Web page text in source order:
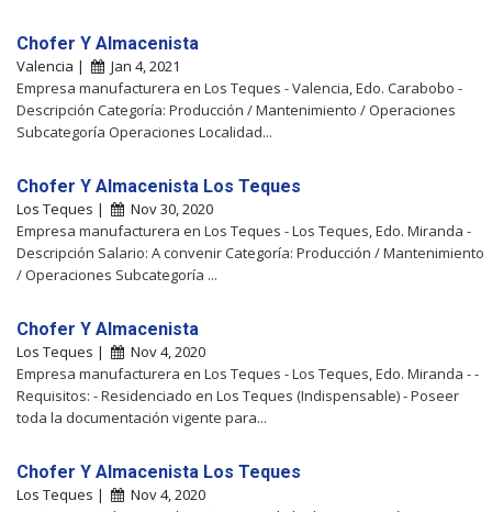
Chofer Y Almacenista
Valencia |
Jan 4, 2021
Empresa manufacturera en Los Teques - Valencia, Edo. Carabobo -
Descripción Categoría: Producción / Mantenimiento / Operaciones
Subcategoría Operaciones Localidad...
Chofer Y Almacenista Los Teques
Los Teques |
Nov 30, 2020
Empresa manufacturera en Los Teques - Los Teques, Edo. Miranda -
Descripción Salario: A convenir Categoría: Producción / Mantenimiento
/ Operaciones Subcategoría ...
Chofer Y Almacenista
Los Teques |
Nov 4, 2020
Empresa manufacturera en Los Teques - Los Teques, Edo. Miranda - -
Requisitos: - Residenciado en Los Teques (Indispensable) - Poseer
toda la documentación vigente para...
Chofer Y Almacenista Los Teques
Los Teques |
Nov 4, 2020